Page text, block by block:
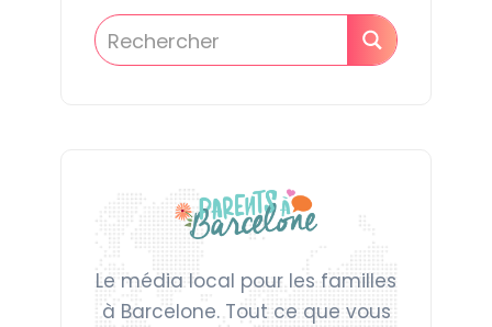
Le média local pour les familles
à Barcelone. Tout ce que vous